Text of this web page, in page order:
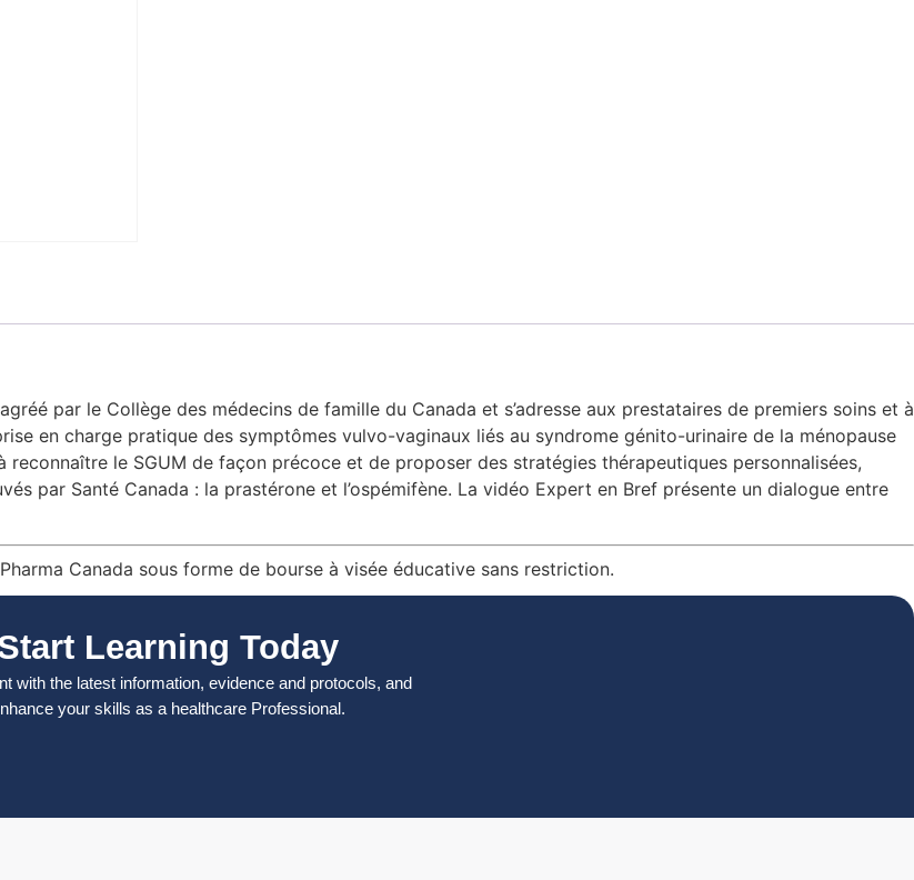
par le Collège des médecins de famille du Canada et s’adresse aux prestataires de premiers soins et à
en charge pratique des symptômes vulvo-vaginaux liés au syndrome génito-urinaire de la ménopause
reconnaître le SGUM de façon précoce et de proposer des stratégies thérapeutiques personnalisées,
par Santé Canada : la prastérone et l’ospémifène. La vidéo Expert en Bref présente un dialogue entre
Canada sous forme de bourse à visée éducative sans restriction.
Learning Today
with the latest information, evidence and protocols, and
your skills as a healthcare Professional.